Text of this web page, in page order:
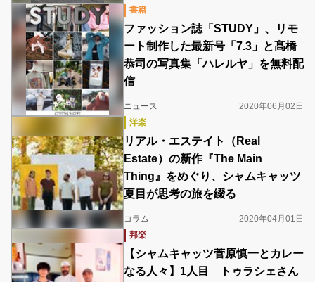
書籍
ファッション誌「STUDY」、リモ
ート制作した最新号「7.3」と髙橋
恭司の写真集「ハレルヤ」を無料配
信
ニュース
2020年06月02日
洋楽
リアル・エステイト（Real
Estate）の新作『The Main
Thing』をめぐり、シャムキャッツ
夏目が思考の旅を綴る
コラム
2020年04月01日
邦楽
【シャムキャッツ菅原慎一とカレー
なる人々】1人目 トゥラシェさん